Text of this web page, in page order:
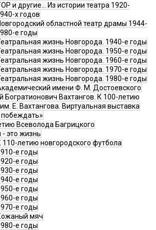
и другие… Из истории театра 1920-
х годов
областной театр драмы 1944-
е годы
жизнь Новгорода. 1940-е годы
жизнь Новгорода. 1950-е годы
жизнь Новгорода. 1960-е годы
жизнь Новгорода. 1970-е годы
жизнь Новгорода. 1980-е годы
имени Ф. М. Достоевского
Богратионович Вахтангов. К 100-летию
Е. Вахтангова. Виртуальная выставка
побеждать»
Всеволода Багрицкого
- это жизнь
110-летию новгородского футбола
е годы
е годы
е годы
е годы
е годы
е годы
е годы
мяч
е годы